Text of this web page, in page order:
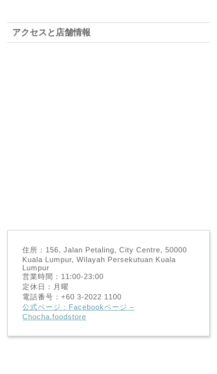
アクセスと店舗情報
住所：156, Jalan Petaling, City Centre, 50000
Kuala Lumpur, Wilayah Persekutuan Kuala
Lumpur
営業時間：11:00-23:00
定休日：月曜
電話番号：+60 3-2022 1100
公式ページ：Facebookページ –
Chocha.foodstore